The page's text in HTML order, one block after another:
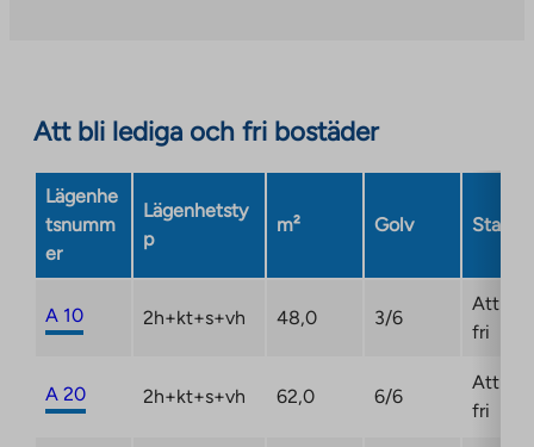
external
opens
a
tab
Att bli lediga och fri bostäder
Lägenhe
tsnumm
er
Lägenhetsty
p
m² Golv Status
A 10 2h+kt+s+vh 48,0 3/6
Att bli
fri
A 20 2h+kt+s+vh 62,0 6/6
Att bli
fri